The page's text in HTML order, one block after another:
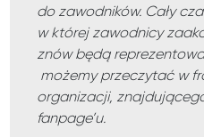
do zawodników. Cały
w której zawodnicy
znów będą
możemy przeczytać w
organizacji,
fanpage’u.